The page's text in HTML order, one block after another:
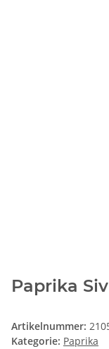
Paprika
Artikelnummer:
Kategorie: Paprika